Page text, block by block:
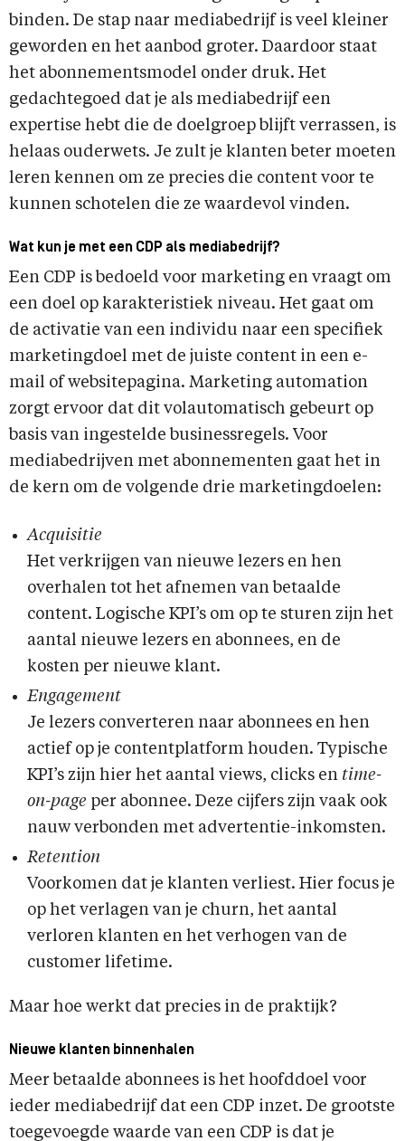
binden. De stap naar mediabedrijf is veel kleiner
geworden en het aanbod groter. Daardoor staat
het abonnementsmodel onder druk. Het
gedachtegoed dat je als mediabedrijf een
expertise hebt die de doelgroep blijft verrassen, is
helaas ouderwets. Je zult je klanten beter moeten
leren kennen om ze precies die content voor te
kunnen schotelen die ze waardevol vinden.
Wat kun je met een CDP als mediabedrijf?
Een CDP is bedoeld voor marketing en vraagt om
een doel op karakteristiek niveau. Het gaat om
de activatie van een individu naar een specifiek
marketingdoel met de juiste content in een e-
mail of websitepagina. Marketing automation
zorgt ervoor dat dit volautomatisch gebeurt op
basis van ingestelde businessregels. Voor
mediabedrijven met abonnementen gaat het in
de kern om de volgende drie marketingdoelen:
Acquisitie
Het verkrijgen van nieuwe lezers en hen
overhalen tot het afnemen van betaalde
content. Logische KPI’s om op te sturen zijn het
aantal nieuwe lezers en abonnees, en de
kosten per nieuwe klant.
Engagement
Je lezers converteren naar abonnees en hen
actief op je contentplatform houden. Typische
KPI’s zijn hier het aantal views, clicks en time-
on-page per abonnee. Deze cijfers zijn vaak ook
nauw verbonden met advertentie-inkomsten.
Retention
Voorkomen dat je klanten verliest. Hier focus je
op het verlagen van je churn, het aantal
verloren klanten en het verhogen van de
customer lifetime.
Maar hoe werkt dat precies in de praktijk?
Nieuwe klanten binnenhalen
Meer betaalde abonnees is het hoofddoel voor
ieder mediabedrijf dat een CDP inzet. De grootste
toegevoegde waarde van een CDP is dat je